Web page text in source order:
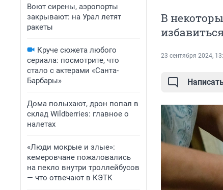
Воют сирены, аэропорты
закрывают: на Урал летят
ракеты
Круче сюжета любого
сериала: посмотрите, что
стало с актерами «Санта-
Барбары»
Дома полыхают, дрон попал в
склад Wildberries: главное о
налетах
«Люди мокрые и злые»:
кемеровчане пожаловались
на пекло внутри троллейбусов
— что отвечают в КЭТК
В
23 сентября 2024,